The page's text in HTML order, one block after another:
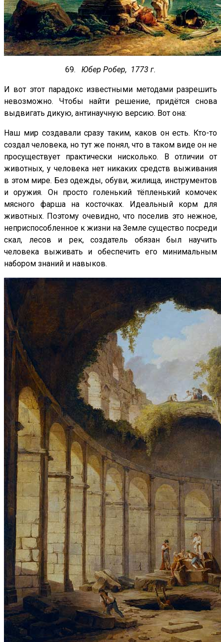
69. Юбер Робер, 1773 г.
И вот этот парадокс известными методами разрешить
невозможно. Чтобы найти решение, придётся снова
выдвигать дикую, антинаучную версию. Вот она:
Наш мир создавали сразу таким, каков он есть. Кто-то
создал человека, но тут же понял, что в таком виде он не
просуществует практически нисколько. В отличии от
животных, у человека нет никаких средств выживания
в этом мире. Без одежды, обуви, жилища, инструментов
и оружия. Он просто голенький тёпленький комочек
мясного фарша на косточках. Идеальный корм для
животных. Поэтому очевидно, что поселив это нежное,
неприспособленное к жизни на Земле существо посреди
скал, лесов и рек, создатель обязан был научить
человека выживать и обеспечить его минимальным
набором знаний и навыков.